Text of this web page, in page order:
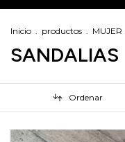
Inicio . productos . MUJER
SANDALIAS
Ordenar